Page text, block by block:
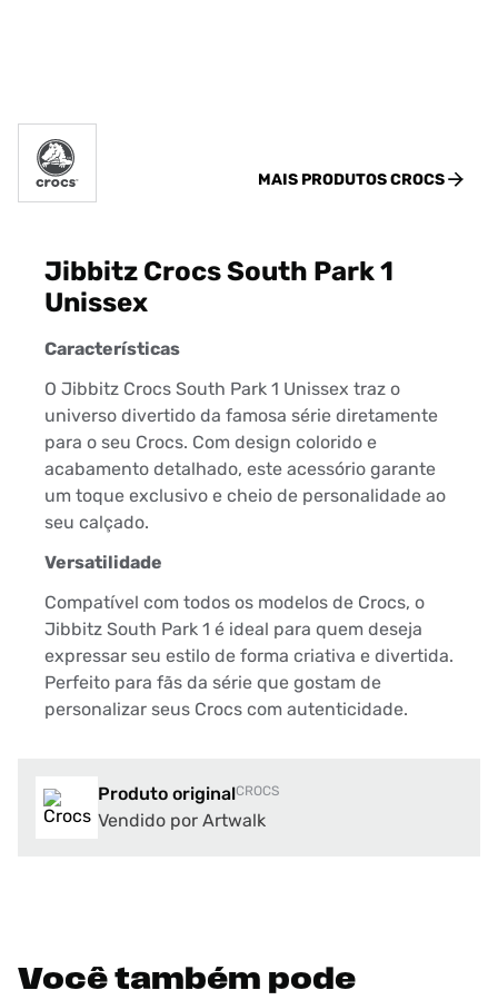
MAIS PRODUTOSCROCS
Jibbitz Crocs South Park 1
Unissex
Características
O Jibbitz Crocs South Park 1 Unissex traz o
universo divertido da famosa série diretamente
para o seu Crocs. Com design colorido e
acabamento detalhado, este acessório garante
um toque exclusivo e cheio de personalidade ao
seu calçado.
Versatilidade
Compatível com todos os modelos de Crocs, o
Jibbitz South Park 1 é ideal para quem deseja
expressar seu estilo de forma criativa e divertida.
Perfeito para fãs da série que gostam de
personalizar seus Crocs com autenticidade.
Produto originalCROCS
Vendido por Artwalk
Você também pode